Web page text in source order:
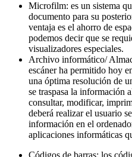
Microfilm: es un sistema
documento para su
ventaja es el ahorro de
podemos decir que se
visualizadores especiales.
Archivo informático/
escáner ha permitido hoy
una óptima resolución de
se traspasa la información
consultar, modificar,
deberá realizar el usuario
información en el
aplicaciones informáticas